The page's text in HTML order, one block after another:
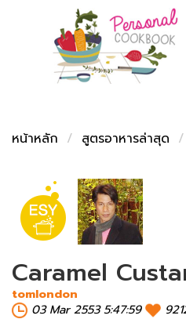
เปรียบเทียบหน่วยกา
เปรียบเทียบอุณหภูมิ
เปรียบเทียบน้ำหนักวั
สร้าง Cookbook
หน้าหลัก
สูตรอาหารล่าสุด
Caramel
tomlondon
03 Mar 2553 5:47:59